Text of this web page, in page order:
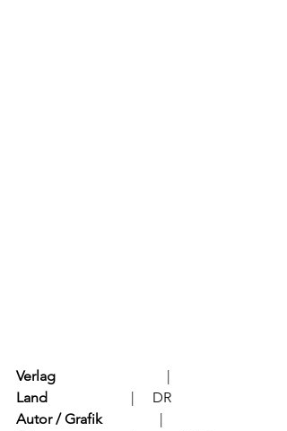
Verlag
Land
			  |     DR
Autor / Grafik